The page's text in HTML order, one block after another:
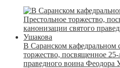
В Саранском кафедральном
торжество, посвященное
праведного воина Феодора